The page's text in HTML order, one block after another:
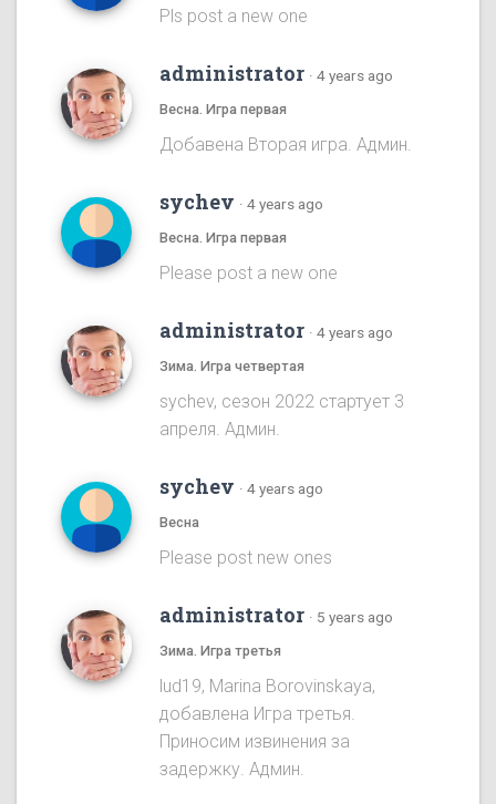
Pls post a new one
administrator · 4 years ago
Весна. Игра первая
Добавена Вторая игра. Админ.
sychev · 4 years ago
Весна. Игра первая
Please post a new one
administrator · 4 years ago
Зима. Игра четвертая
sychev, сезон 2022 стартует 3
апреля. Админ.
sychev · 4 years ago
Весна
Please post new ones
administrator · 5 years ago
Зима. Игра третья
lud19, Marina Borovinskaya,
добавлена Игра третья.
Приносим извинения за
задержку. Админ.